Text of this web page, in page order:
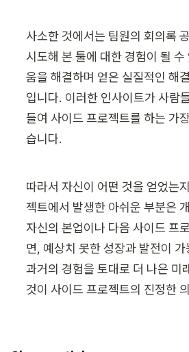
사소한 것에서는 팀원의 회의록
시도해 본 툴에 대한 경험이 될 수
움을 해결하며 얻은 실질적인 해
입니다. 이러한 인사이트가 사람
들여 사이드 프로젝트를 하는 가
습니다.
따라서 자신이 어떤 것을 얻었는
젝트에서 발생한 아쉬운 부분은
자신의 본업이나 다음 사이드 프
면, 예상치 못한 성장과 발전이
과거의 경험을 토대로 더 나은 미
것이 사이드 프로젝트의 진정한